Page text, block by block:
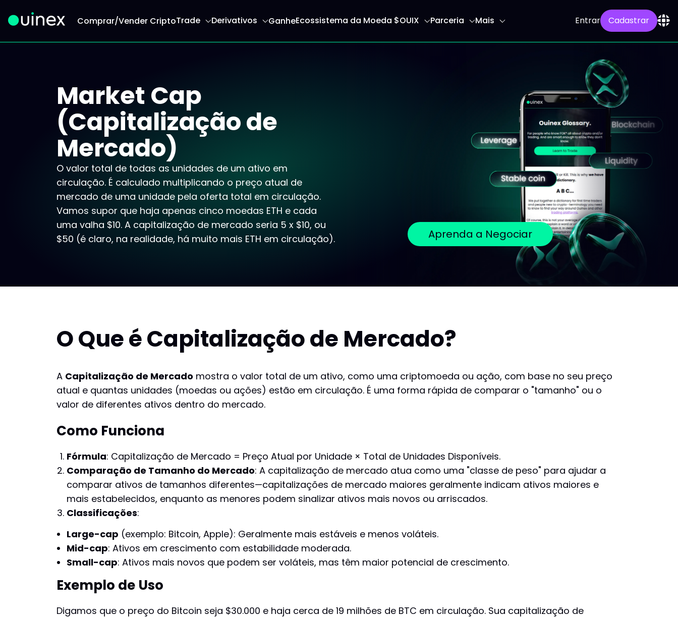
Comprar/Vender CriptoTrade Derivativos GanheEcossistema da Moeda $OUIX Parceria Mais Entrar Cadastrar
Market Cap
(Capitalização de
Mercado)
O valor total de todas as unidades de um ativo em
circulação. É calculado multiplicando o preço atual de
mercado de uma unidade pela oferta total em circulação.
Vamos supor que haja apenas cinco moedas ETH e cada
uma valha $10. A capitalização de mercado seria 5 x $10, ou
$50 (é claro, na realidade, há muito mais ETH em circulação).
Aprenda a Negociar
O Que é Capitalização de Mercado?
A Capitalização de Mercado mostra o valor total de um ativo, como uma criptomoeda ou ação, com base no seu preço
atual e quantas unidades (moedas ou ações) estão em circulação. É uma forma rápida de comparar o "tamanho" ou o
valor de diferentes ativos dentro do mercado.
Como Funciona
Fórmula: Capitalização de Mercado = Preço Atual por Unidade × Total de Unidades Disponíveis.
Comparação de Tamanho do Mercado: A capitalização de mercado atua como uma "classe de peso" para ajudar a
comparar ativos de tamanhos diferentes—capitalizações de mercado maiores geralmente indicam ativos maiores e
mais estabelecidos, enquanto as menores podem sinalizar ativos mais novos ou arriscados.
Classificações:
Large-cap (exemplo: Bitcoin, Apple): Geralmente mais estáveis e menos voláteis.
Mid-cap: Ativos em crescimento com estabilidade moderada.
Small-cap: Ativos mais novos que podem ser voláteis, mas têm maior potencial de crescimento.
Exemplo de Uso
Digamos que o preço do Bitcoin seja $30.000 e haja cerca de 19 milhões de BTC em circulação. Sua capitalização de